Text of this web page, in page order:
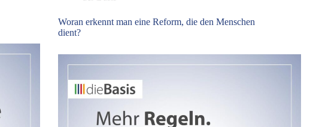
Woran erkennt man eine Reform, die den Menschen
dient?